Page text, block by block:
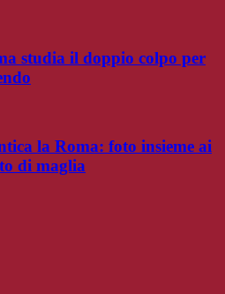
studia il doppio colpo per
la Roma: foto insieme ai
di maglia